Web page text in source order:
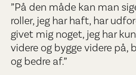
”På den måde kan man
roller, jeg har haft, har
givet mig noget, jeg har
videre og bygge videre på,
og bedre af.”